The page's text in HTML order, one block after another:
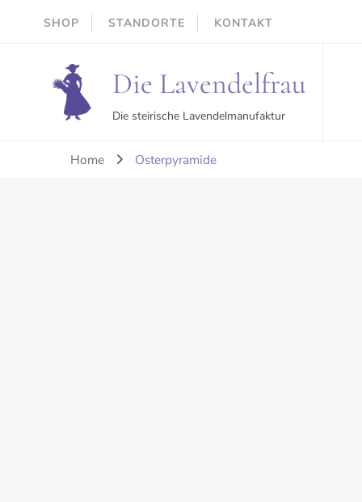
SHOP STANDORTE KONTAKT
Die Lavendelfrau
Die steirische Lavendelmanufaktur
Home Osterpyramide